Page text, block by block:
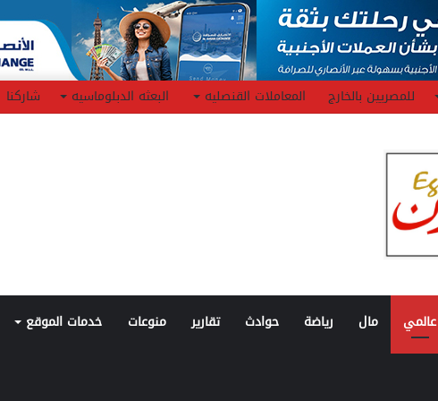
للمصريين بالخارج المعاملات القنصليه البعثه الدبلوماسيه شاركنا
عالمي مال رياضة حوادث تقارير منوعات خدمات الموقع